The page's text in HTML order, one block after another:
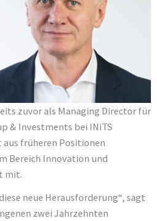
zuvor als Managing Director für
& Investments bei INiTS
früheren Positionen
Bereich Innovation und
mit.
neue Herausforderung“, sagt
zwei Jahrzehnten